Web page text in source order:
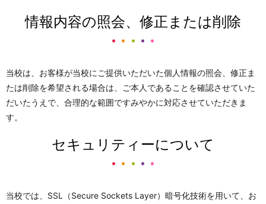
情報内容の照会、修正または削除
当校は、お客様が当校にご提供いただいた個人情報の照会、修正ま
たは削除を希望される場合は、ご本人であることを確認させていた
だいたうえで、合理的な範囲ですみやかに対応させていただきま
す。
セキュリティーについて
当校では、SSL（Secure Sockets Layer）暗号化技術を用いて、お